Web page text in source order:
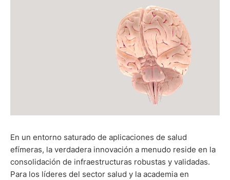
En un entorno saturado de aplicaciones de salud
efímeras, la verdadera innovación a menudo reside en la
consolidación de infraestructuras robustas y validadas.
Para los líderes del sector salud y la academia en